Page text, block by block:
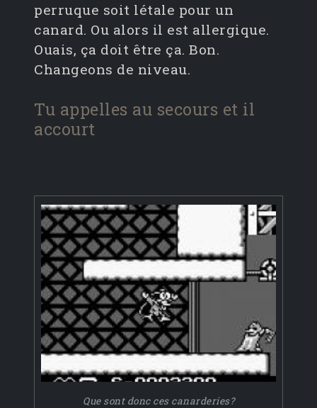
perruque soit létale pour un
canard. Ou alors il est allergique.
Ouais, ça doit être ça. Bon.
Changeons de niveau.
Tu appelles au secours et il
accourt
Que sont donc ces canarderies?